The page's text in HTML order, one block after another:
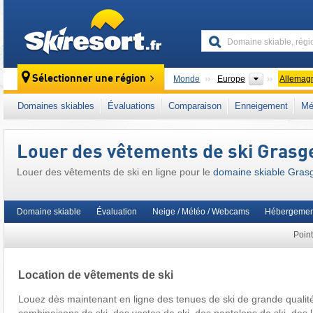
Sélectionner une région Monde Europe Continents
Ce domaine skiable se situe aussi dans :
Alpes nord-orientales
Allemagne du Sud
Domaines skiables Évaluations Comparaison Enneigement
Louer des vêtements de ski
Louer des vêtements de ski en ligne pour le domaine skiable
Domaine skiable Évaluation Neige / Météo / Webcams
Location de vêtements de ski
Louez dès maintenant en ligne des tenues de ski de grande